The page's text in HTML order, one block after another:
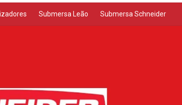
Submersa Leão Submersa Schneider